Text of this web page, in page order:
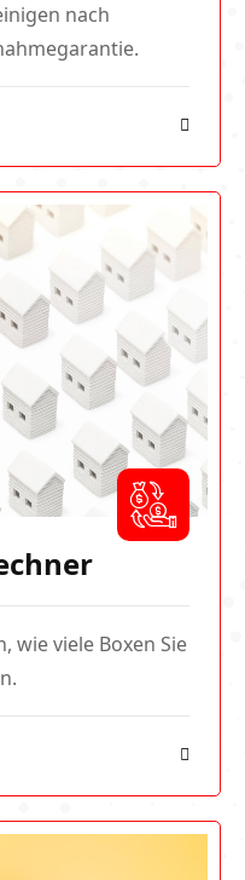
nach
wie viele Boxen Sie